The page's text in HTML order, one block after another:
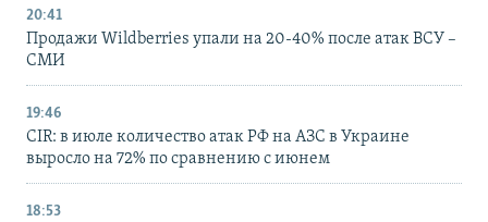
20:41
Продажи Wildberries упали на 20-40% после атак ВСУ –
СМИ
19:46
CIR: в июле количество атак РФ на АЗС в Украине
выросло на 72% по сравнению с июнем
18:53